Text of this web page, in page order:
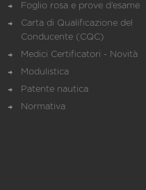
Foglio rosa e prove d’esame
Carta di Qualificazione del
Conducente (CQC)
Medici Certificatori - Novità
Modulistica
Patente nautica
Normativa